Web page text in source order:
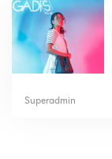
Superadmin